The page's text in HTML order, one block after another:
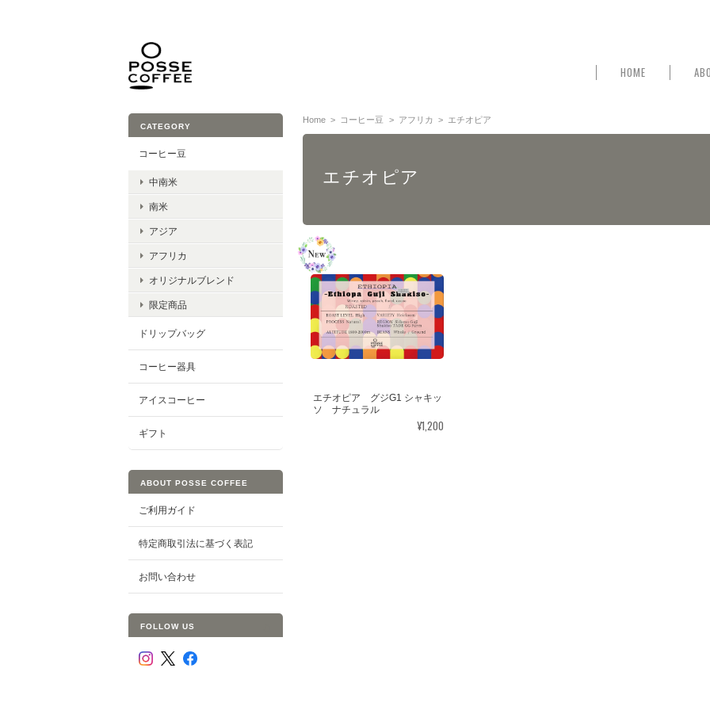
HOME
Home コーヒー豆 アフリカ エチオピア
エチオピア
エチオピア グジG1 シャキッ
ソ ナチュラル
¥1,200
CATEGORY
コーヒー豆
中南米
南米
アジア
アフリカ
オリジナルブレンド
限定商品
ドリップバッグ
コーヒー器具
アイスコーヒー
ギフト
ABOUT POSSE COFFEE
ご利用ガイド
特定商取引法に基づく表記
お問い合わせ
FOLLOW US